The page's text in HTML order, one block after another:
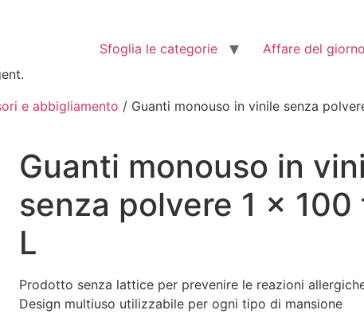
Sfoglia le categorie Affare del giorno
e abbigliamento / Guanti monouso in vinile senza
Guanti monouso in
senza polvere 1 x 100
L
Prodotto senza lattice per prevenire le reazioni
Design multiuso utilizzabile per ogni tipo di mansione